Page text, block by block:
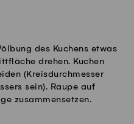
des Kuchens etwas
drehen. Kuchen
(Kreisdurchmesser
sein). Raupe auf
zusammensetzen.